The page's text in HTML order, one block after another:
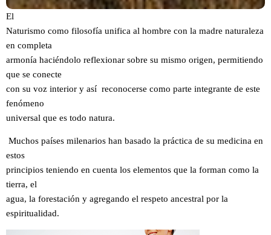
El
Naturismo como filosofía unifica al hombre con la madre naturaleza
en completa
armonía haciéndolo reflexionar sobre su mismo origen, permitiendo
que se conecte
con su voz interior y así reconocerse como parte integrante de este
fenómeno
universal que es todo natura.
Muchos países milenarios han basado la práctica de su medicina en
estos
principios teniendo en cuenta los elementos que la forman como la
tierra, el
agua, la forestación y agregando el respeto ancestral por la
espiritualidad.